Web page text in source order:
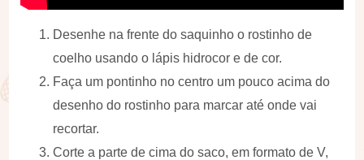
Desenhe na frente do saquinho o rostinho de
coelho usando o lápis hidrocor e de cor.
Faça um pontinho no centro um pouco acima do
desenho do rostinho para marcar até onde vai
recortar.
Corte a parte de cima do saco, em formato de V,